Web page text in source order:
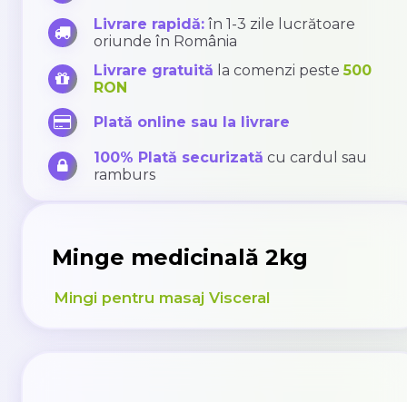
Livrare rapidă:în 1-3 zile lucrătoare
oriunde în România
Livrare gratuită la comenzi peste500
RON
Plată online sau la livrare
100% Plată securizată cu cardul sau
ramburs
Minge medicinală 2kg
Mingi pentru masaj Visceral